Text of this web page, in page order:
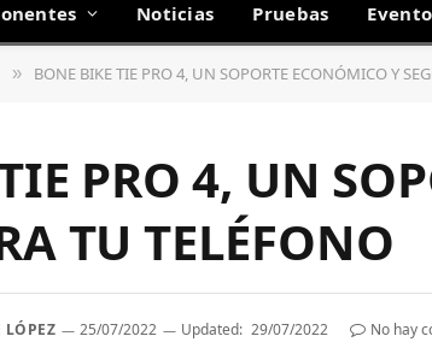
Noticias Pruebas
» BONE BIKE TIE PRO 4, UN SOPORTE ECONÓMICO Y
PRO 4, UN
TU TELÉFONO
LÓPEZ 25/07/2022 Updated: 29/07/2022 No hay